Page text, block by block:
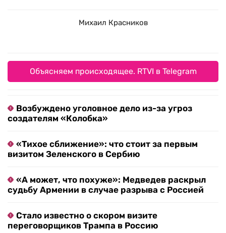
Михаил Красников
Объясняем происходящее. RTVI в Telegram
Возбуждено уголовное дело из-за угроз
создателям «Колобка»
«Тихое сближение»: что стоит за первым
визитом Зеленского в Сербию
«А может, что похуже»: Медведев раскрыл
судьбу Армении в случае разрыва с Россией
Стало известно о скором визите
переговорщиков Трампа в Россию